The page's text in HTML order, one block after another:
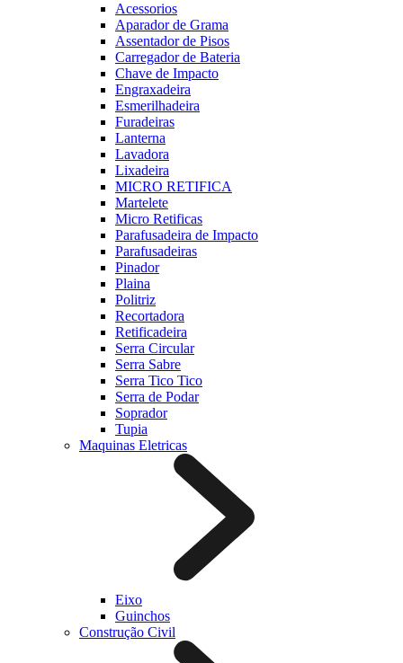
Acessorios
Aparador de Grama
Assentador de Pisos
Carregador de Bateria
Chave de Impacto
Engraxadeira
Esmerilhadeira
Furadeiras
Lanterna
Lavadora
Lixadeira
MICRO RETIFICA
Martelete
Micro Retificas
Parafusadeira de Impacto
Parafusadeiras
Pinador
Plaina
Politriz
Recortadora
Retificadeira
Serra Circular
Serra Sabre
Serra Tico Tico
Serra de Podar
Soprador
Tupia
Maquinas Eletricas
Eixo
Guinchos
Construção Civil